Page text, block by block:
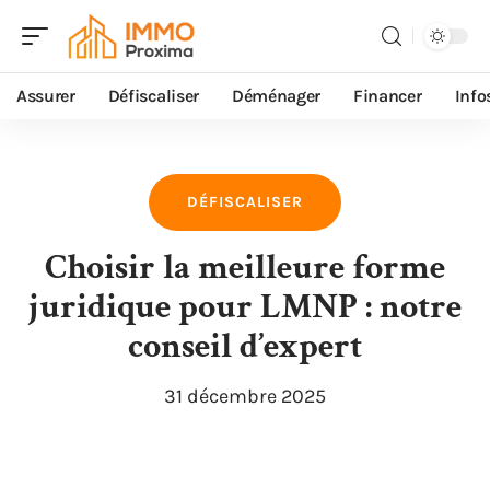
Assurer Défiscaliser Déménager Financer
DÉFISCALISER
Choisir la meilleure forme
juridique pour LMNP : notre
conseil d’expert
31 décembre 2025